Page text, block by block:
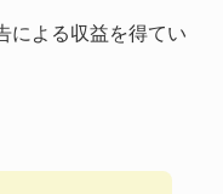
による収益を得てい